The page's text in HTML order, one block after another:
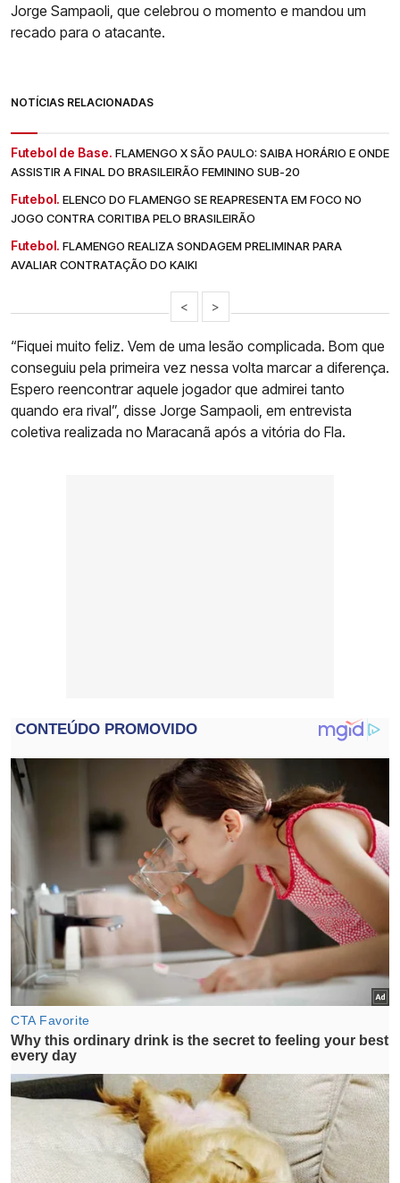
Jorge Sampaoli, que celebrou o momento e mandou um
recado para o atacante.
NOTÍCIAS RELACIONADAS
Futebol de Base. FLAMENGO X SÃO PAULO: SAIBA HORÁRIO E ONDE
ASSISTIR A FINAL DO BRASILEIRÃO FEMININO SUB-20
Futebol. ELENCO DO FLAMENGO SE REAPRESENTA EM FOCO NO
JOGO CONTRA CORITIBA PELO BRASILEIRÃO
Futebol. FLAMENGO REALIZA SONDAGEM PRELIMINAR PARA
AVALIAR CONTRATAÇÃO DO KAIKI
< >
“Fiquei muito feliz. Vem de uma lesão complicada. Bom que
conseguiu pela primeira vez nessa volta marcar a diferença.
Espero reencontrar aquele jogador que admirei tanto
quando era rival”, disse Jorge Sampaoli, em entrevista
coletiva realizada no Maracanã após a vitória do Fla.